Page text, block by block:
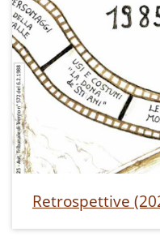
Retrospettive